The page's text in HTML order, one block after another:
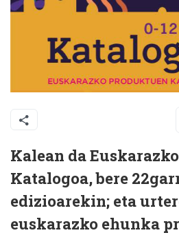
Kalean da
Katalogoa, bere
edizioarekin; eta
euskarazko ehunka